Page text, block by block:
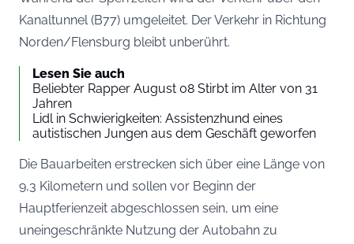
Kanaltunnel (B77) umgeleitet. Der Verkehr in Richtung
Norden/Flensburg bleibt unberührt.
Lesen Sie auch
Beliebter Rapper August 08 Stirbt im Alter von 31
Jahren
Lidl in Schwierigkeiten: Assistenzhund eines
autistischen Jungen aus dem Geschäft geworfen
Die Bauarbeiten erstrecken sich über eine Länge von
9,3 Kilometern und sollen vor Beginn der
Hauptferienzeit abgeschlossen sein, um eine
uneingeschränkte Nutzung der Autobahn zu